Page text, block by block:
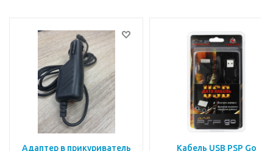
Адаптер в прикуриватель Кабель USB PSP Go